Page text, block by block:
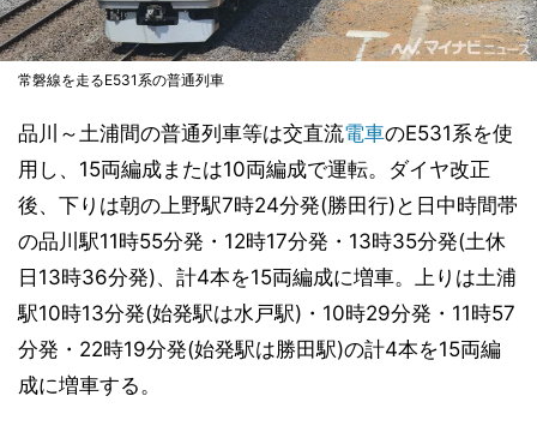
常磐線を走るE531系の普通列車
品川～土浦間の普通列車等は交直流電車のE531系を使
用し、15両編成または10両編成で運転。ダイヤ改正
後、下りは朝の上野駅7時24分発(勝田行)と日中時間帯
の品川駅11時55分発・12時17分発・13時35分発(土休
日13時36分発)、計4本を15両編成に増車。上りは土浦
駅10時13分発(始発駅は水戸駅)・10時29分発・11時57
分発・22時19分発(始発駅は勝田駅)の計4本を15両編
成に増車する。